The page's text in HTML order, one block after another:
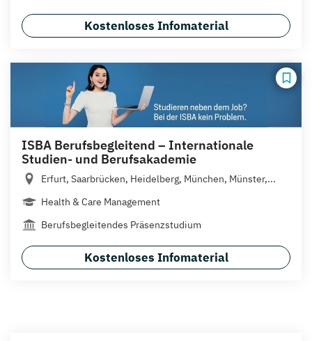
Kostenloses Infomaterial
ISBA Berufsbegleitend – Internationale
Studien- und Berufsakademie
Erfurt, Saarbrücken, Heidelberg, München, Münster,...
Health & Care Management
Berufsbegleitendes Präsenzstudium
Kostenloses Infomaterial